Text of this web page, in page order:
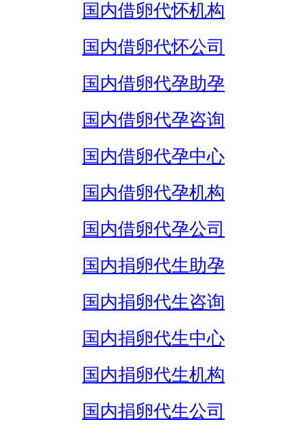
国内借卵代怀机构
国内借卵代怀公司
国内借卵代孕助孕
国内借卵代孕咨询
国内借卵代孕中心
国内借卵代孕机构
国内借卵代孕公司
国内捐卵代生助孕
国内捐卵代生咨询
国内捐卵代生中心
国内捐卵代生机构
国内捐卵代生公司